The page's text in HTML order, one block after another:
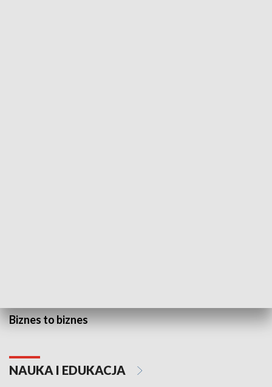
Biznes to biznes
NAUKA I EDUKACJA